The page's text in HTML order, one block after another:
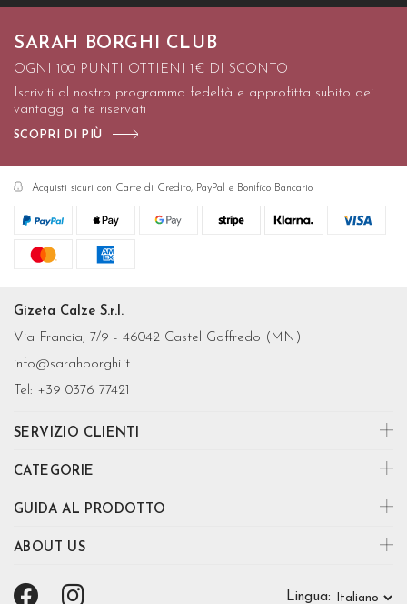
SARAH BORGHI CLUB
OGNI 100 PUNTI OTTIENI 1€ DI SCONTO
Iscriviti al nostro programma fedeltà e approfitta subito dei
vantaggi a te riservati
SCOPRI DI PIÙ
Acquisti sicuri con Carte di Credito, PayPal e Bonifico Bancario
Gizeta Calze S.r.l.
Via Francia, 7/9 - 46042 Castel Goffredo (MN)
info@sarahborghi.it
Tel: +39 0376 77421
SERVIZIO CLIENTI
CATEGORIE
GUIDA AL PRODOTTO
ABOUT US
Lingua: